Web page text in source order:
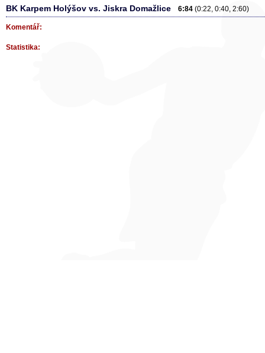
BK Karpem Holýšov vs. Jiskra Domažlice 6:84 (0:22, 0:40, 2:60)
Komentář:
Statistika: